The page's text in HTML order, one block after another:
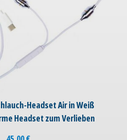
Headset Air in Weiß
Headset zum Verlieben